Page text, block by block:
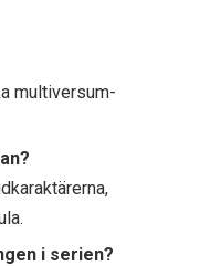
multiversum-
i serien?